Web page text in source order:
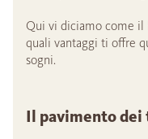
Qui vi diciamo come il
quali vantaggi ti offre
sogni.
Il pavimento dei